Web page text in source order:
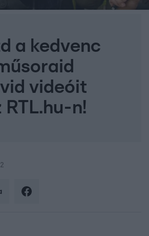
a kedvenc
videóit
RTL.hu-n!